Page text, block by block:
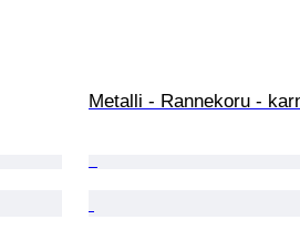
Metalli - Rannekoru -